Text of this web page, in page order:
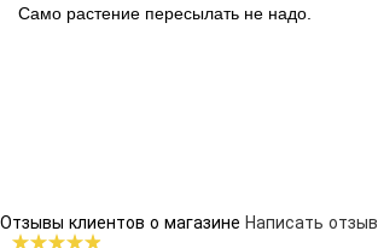
Само растение пересылать не надо.
Отзывы клиентов о магазине Написать отзыв